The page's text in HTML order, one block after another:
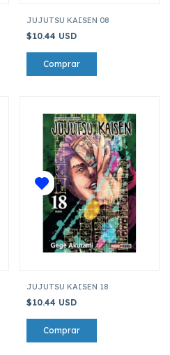
JUJUTSU KAISEN 08
$10.44 USD
JUJUTSU KAISEN 18
$10.44 USD